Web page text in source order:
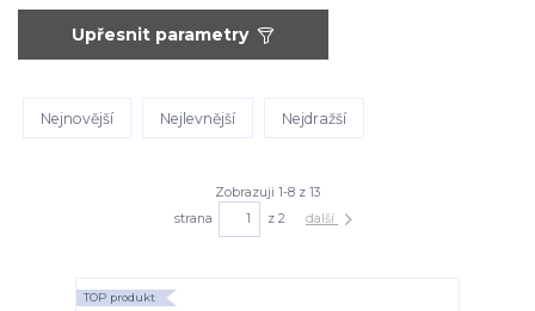
Upřesnit parametry
Nejnovější Nejlevnější Nejdražší
Zobrazuji 1-8 z 13
strana
z 2 další
TOP produkt